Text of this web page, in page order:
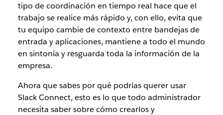
tipo de coordinación en tiempo real hace que el
trabajo se realice más rápido y, con ello, evita que
tu equipo cambie de contexto entre bandejas de
entrada y aplicaciones, mantiene a todo el mundo
en sintonía y resguarda toda la información de la
empresa.
Ahora que sabes por qué podrías querer usar
Slack Connect, esto es lo que todo administrador
necesita saber sobre cómo crearlos y